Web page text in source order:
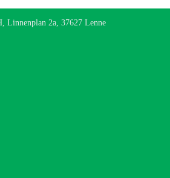
Linnenplan 2a, 37627 Lenne